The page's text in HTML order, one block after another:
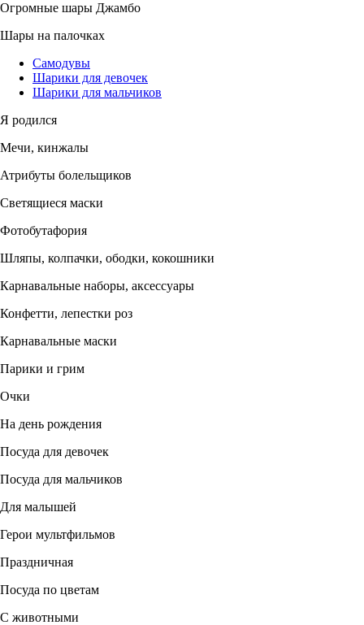
Огромные шары Джамбо
Шары на палочках
Самодувы
Шарики для девочек
Шарики для мальчиков
Я родился
Мечи, кинжалы
Атрибуты болельщиков
Светящиеся маски
Фотобутафория
Шляпы, колпачки, ободки, кокошники
Карнавальные наборы, аксессуары
Конфетти, лепестки роз
Карнавальные маски
Парики и грим
Очки
На день рождения
Посуда для девочек
Посуда для мальчиков
Для малышей
Герои мультфильмов
Праздничная
Посуда по цветам
С животными